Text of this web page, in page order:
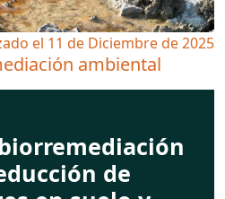
el 11 de Diciembre de 2025
ambiental
de